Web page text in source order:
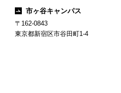
市ヶ谷キャンパス
〒162-0843
東京都新宿区市谷田町1-4